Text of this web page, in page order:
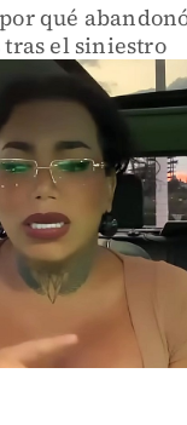
qué
tras el siniestro